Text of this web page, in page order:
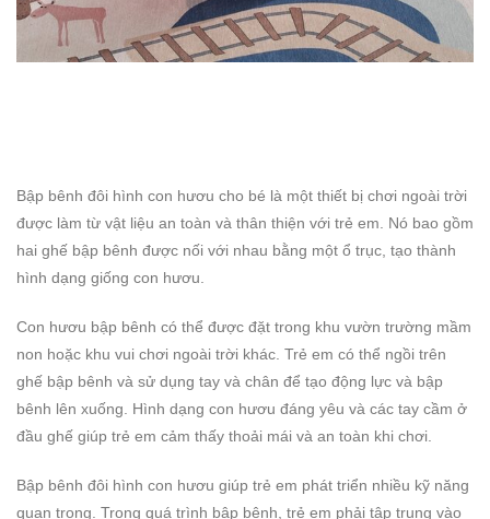
Bập bênh đôi hình con hươu cho bé là một thiết bị chơi ngoài trời
được làm từ vật liệu an toàn và thân thiện với trẻ em. Nó bao gồm
hai ghế bập bênh được nối với nhau bằng một ổ trục, tạo thành
hình dạng giống con hươu.
Con hươu bập bênh có thể được đặt trong khu vườn trường mầm
non hoặc khu vui chơi ngoài trời khác. Trẻ em có thể ngồi trên
ghế bập bênh và sử dụng tay và chân để tạo động lực và bập
bênh lên xuống. Hình dạng con hươu đáng yêu và các tay cầm ở
đầu ghế giúp trẻ em cảm thấy thoải mái và an toàn khi chơi.
Bập bênh đôi hình con hươu giúp trẻ em phát triển nhiều kỹ năng
quan trọng. Trong quá trình bập bênh, trẻ em phải tập trung vào